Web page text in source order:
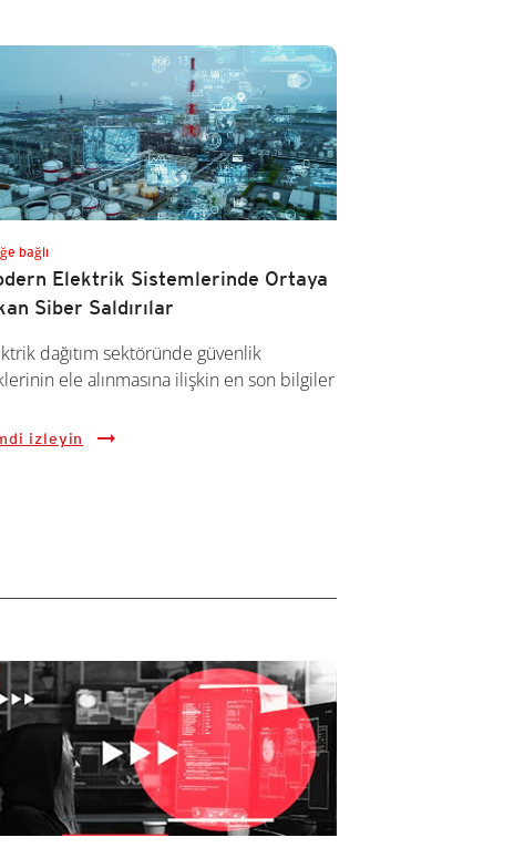
bağlı
Elektrik Sistemlerinde Ortaya
Siber Saldırılar
dağıtım sektöründe güvenlik
ele alınmasına ilişkin en son bilgiler
izleyin